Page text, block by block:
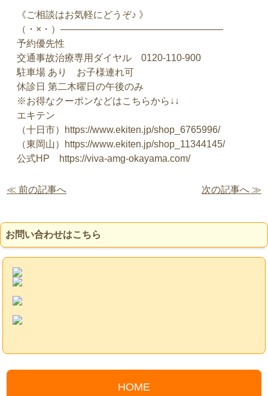
《ご相談はお気軽にどうぞ♪ 》
（・×・）—————————————————
予約優先性
交通事故治療専用ダイヤル 0120-110-900
駐車場 あり お子様連れ可
休診日 第二木曜日の午後のみ
※お得なクーポンなどはこちらから↓↓
エキテン
（十日市）https://www.ekiten.jp/shop_6765996/
（東岡山）https://www.ekiten.jp/shop_11344145/
公式HP https://viva-amg-okayama.com/
≪ 前の記事へ 次の記事へ ≫
お問い合わせはこちら
HOME